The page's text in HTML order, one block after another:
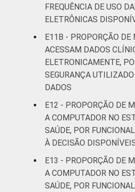
FREQUÊNCIA DE USO
ELETRÔNICAS
E11B - PROPORÇÃO DE
ACESSAM DADOS
ELETRONICAMENTE,
SEGURANÇA
DADOS
E12 - PROPORÇÃO DE
A COMPUTADOR NO
SAÚDE, POR
À DECISÃO
E13 - PROPORÇÃO DE
A COMPUTADOR NO
SAÚDE, POR